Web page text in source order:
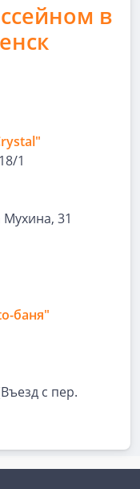
в
1
31
баня"
с пер.